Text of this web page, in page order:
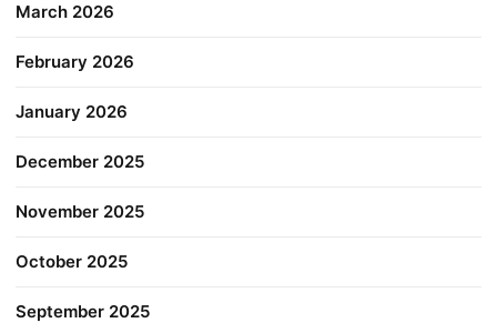
March 2026
February 2026
January 2026
December 2025
November 2025
October 2025
September 2025